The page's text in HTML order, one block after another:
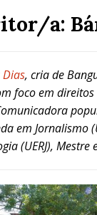
[
[
em
[
a:
, cria de
foco em
em Jornalismo
(UERJ),